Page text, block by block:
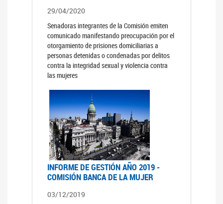
29/04/2020
Senadoras integrantes de la Comisión emiten
comunicado manifestando preocupación por el
otorgamiento de prisiones domiciliarias a
personas detenidas o condenadas por delitos
contra la integridad sexual y violencia contra
las mujeres
INFORME DE GESTIÓN AÑO 2019 -
COMISIÓN BANCA DE LA MUJER
03/12/2019